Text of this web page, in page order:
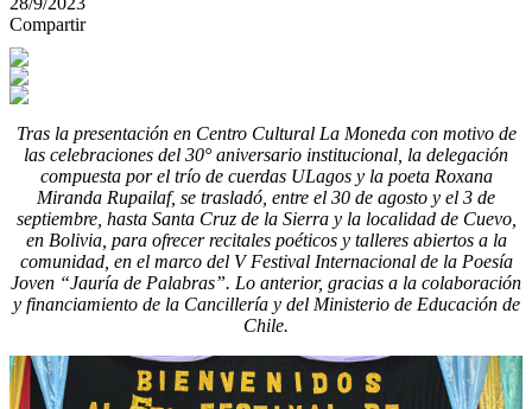
Compartir
Tras la presentación en Centro Cultural La Moneda con motivo de
las celebraciones del 30° aniversario institucional, la delegación
compuesta por el trío de cuerdas ULagos y la poeta Roxana
Miranda Rupailaf, se trasladó, entre el 30 de agosto y el 3 de
septiembre, hasta Santa Cruz de la Sierra y la localidad de Cuevo,
en Bolivia, para ofrecer recitales poéticos y talleres abiertos a la
comunidad, en el marco del V Festival Internacional de la Poesía
Joven “Jauría de Palabras”. Lo anterior, gracias a la colaboración
y financiamiento de la Cancillería y del Ministerio de Educación de
Chile.